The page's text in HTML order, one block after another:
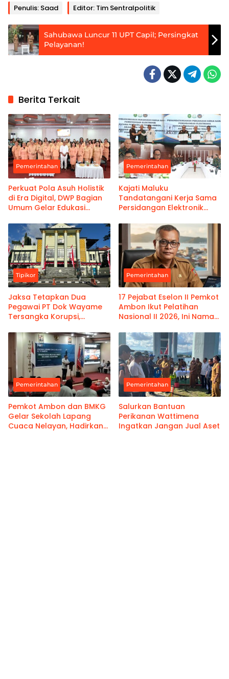
Penulis: Saad Editor: Tim Sentralpolitik
Sahubawa Luncur 11 UPT Capil; Persingkat
Pelayanan!
Berita Terkait
Pemerintahan
Perkuat Pola Asuh Holistik
di Era Digital, DWP Bagian
Umum Gelar Edukasi
Pemerintahan
Kajati Maluku
Tandatangani Kerja Sama
Persidangan Elektronik
Kanwil Pemasyarakatan
Tipikor
Jaksa Tetapkan Dua
Pegawai PT Dok Wayame
Tersangka Korupsi,
Rp18,9 Miliar
Pemerintahan
17 Pejabat Eselon II Pemkot
Ambon Ikut Pelatihan
Nasional II 2026, Ini Nama-
Pemerintahan
Pemkot Ambon dan BMKG
Gelar Sekolah Lapang
Cuaca Nelayan, Hadirkan
Pemerintahan
Salurkan Bantuan
Perikanan Wattimena
Ingatkan Jangan Jual Aset